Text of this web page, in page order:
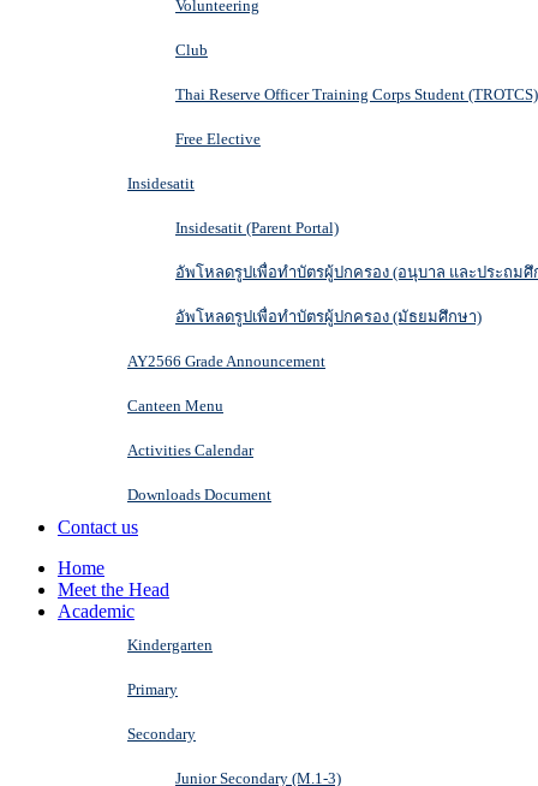
Volunteering
Club
Thai Reserve Officer Training Corps Student (TROTCS)
Free Elective
Insidesatit
Insidesatit (Parent Portal)
อัพโหลดรูปเพื่อทำบัตรผู้ปกครอง (อนุบาล และประถมศึ
อัพโหลดรูปเพื่อทำบัตรผู้ปกครอง (มัธยมศึกษา)
AY2566 Grade Announcement
Canteen Menu
Activities Calendar
Downloads Document
Contact us
Home
Meet the Head
Academic
Kindergarten
Primary
Secondary
Junior Secondary (M.1-3)